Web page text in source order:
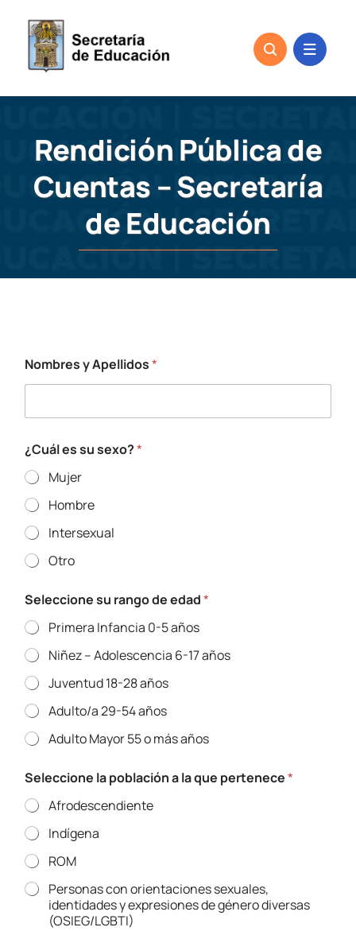
content
Rendición Pública de
Cuentas – Secretaría
de Educación
Nombres y Apellidos*
¿Cuál es su sexo?*
Mujer
Hombre
Intersexual
Otro
Seleccione su rango de edad*
Primera Infancia 0-5 años
Niñez – Adolescencia 6-17 años
Juventud 18-28 años
Adulto/a 29-54 años
Adulto Mayor 55 o más años
p
r
e
g
u
n
t
a
Seleccione la población a la que pertenece*
Afrodescendiente
Indígena
ROM
Personas con orientaciones sexuales,
identidades y expresiones de género diversas
(OSIEG/LGBTI)